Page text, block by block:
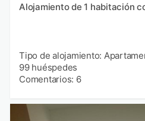
Alojamiento de 1 habitación
Tipo de alojamiento:
99 huéspedes
Comentarios: 6